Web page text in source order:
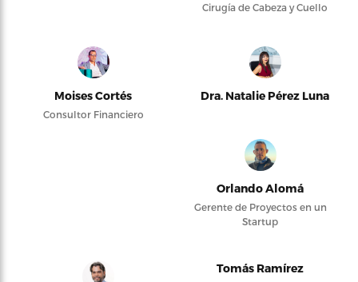
Cirugía de Cabeza y Cuello
Moises Cortés
Consultor Financiero
Dra. Natalie Pérez Luna
Orlando Alomá
Gerente de Proyectos en un
Startup
Tomás Ramírez